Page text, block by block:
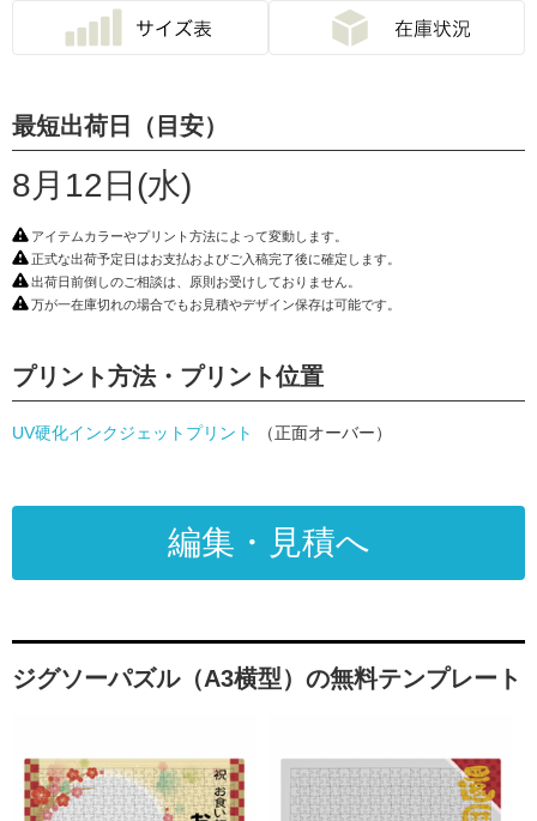
最短出荷日（目安）
8月12日(水)
アイテムカラーやプリント方法によって変動します。
正式な出荷予定日はお支払およびご入稿完了後に確定します。
出荷日前倒しのご相談は、原則お受けしておりません。
万が一在庫切れの場合でもお見積やデザイン保存は可能です。
プリント方法・プリント位置
UV硬化インクジェットプリント （正面オーバー）
編集・見積へ
ジグソーパズル（A3横型）の無料テンプレート